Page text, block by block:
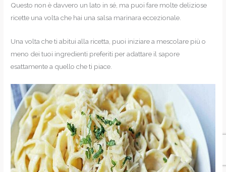
Questo non è davvero un lato in sé, ma puoi fare molte deliziose
ricette una volta che hai una salsa marinara eccezionale.
Una volta che ti abitui alla ricetta, puoi iniziare a mescolare più o
meno dei tuoi ingredienti preferiti per adattare il sapore
esattamente a quello che ti piace.